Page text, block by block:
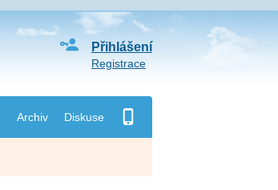
Archiv Diskuse
Přihlášení
Registrace